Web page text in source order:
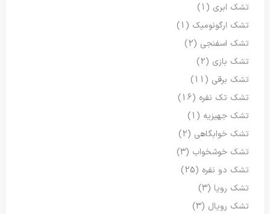
تشک ابری (1)
تشک ارگونومیک (1)
تشک اسفنجی (2)
تشک بازی (2)
تشک برقی (11)
تشک تک نفره (16)
تشک جهیزیه (1)
تشک خوابگاهی (2)
تشک خوشخواب (3)
تشک دو نفره (25)
تشک رویا (3)
تشک رویال (3)